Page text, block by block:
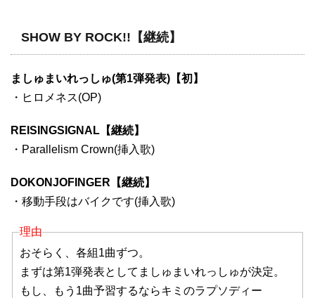
SHOW BY ROCK!!【継続】
ましゅまいれっしゅ(第1弾発表)【初】
・ヒロメネス(OP)
REISINGSIGNAL【継続】
・Parallelism Crown(挿入歌)
DOKONJOFINGER【継続】
・移動手段はバイクです(挿入歌)
理由
おそらく、各組1曲ずつ。
まずは第1弾発表としてましゅまいれっしゅが決定。
もし、もう1曲予習するならキミのラプソディー